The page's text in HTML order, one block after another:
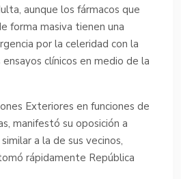
aunque los fármacos que
forma masiva tienen una
por la celeridad con la
clínicos en medio de la
Exteriores en funciones de
manifestó su oposición a
a la de sus vecinos,
rápidamente República